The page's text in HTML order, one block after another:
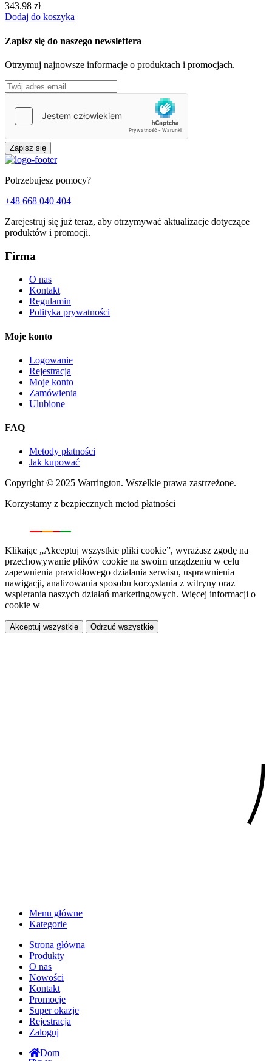
343.98 zł
Dodaj do koszyka
Zapisz się do naszego newslettera
Otrzymuj najnowsze informacje o produktach i promocjach.
Zapisz się
Potrzebujesz pomocy?
+48 668 040 404
Zarejestruj się już teraz, aby otrzymywać aktualizacje dotyczące
produktów i promocji.
Firma
O nas
Kontakt
Regulamin
Polityka prywatności
Moje konto
Logowanie
Rejestracja
Moje konto
Zamówienia
Ulubione
FAQ
Metody płatności
Jak kupować
Copyright © 2025 Warrington. Wszelkie prawa zastrzeżone.
Korzystamy z bezpiecznych metod płatności
Klikając „Akceptuj wszystkie pliki cookie”, wyrażasz zgodę na
przechowywanie plików cookie na swoim urządzeniu w celu
zapewnienia prawidłowego działania serwisu, usprawnienia
nawigacji, analizowania sposobu korzystania z witryny oraz
wspierania naszych działań marketingowych. Więcej informacji o
cookie w
Akceptuj wszystkie Odrzuć wszystkie
Menu główne
Kategorie
Strona główna
Produkty
O nas
Nowości
Kontakt
Promocje
Super okazje
Rejestracja
Zaloguj
Dom